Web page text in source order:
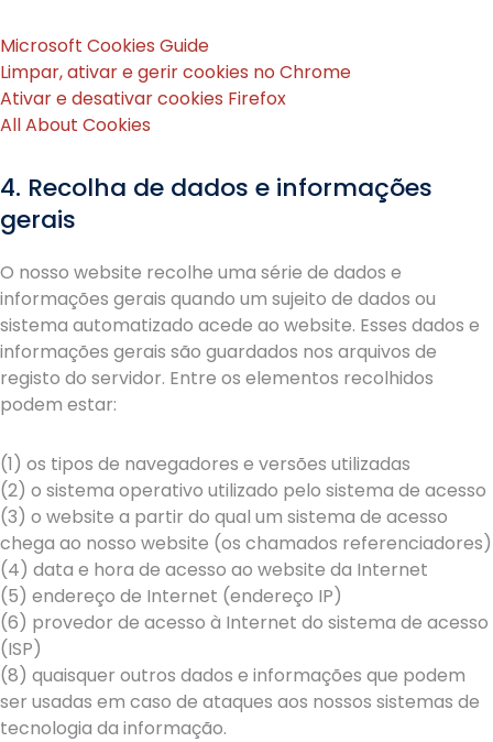
Microsoft Cookies Guide
Limpar, ativar e gerir cookies no Chrome
Ativar e desativar cookies Firefox
All About Cookies​​
4. Recolha de dados e informações
gerais
O nosso website recolhe uma série de dados e
informações gerais quando um sujeito de dados ou
sistema automatizado acede ao website. Esses dados e
informações gerais são guardados nos arquivos de
registo do servidor. Entre os elementos recolhidos
podem estar:
(1) os tipos de navegadores e versões utilizadas
(2) o sistema operativo utilizado pelo sistema de acesso
(3) o website a partir do qual um sistema de acesso
chega ao nosso website (os chamados referenciadores)
(4) data e hora de acesso ao website da Internet
(5) endereço de Internet (endereço IP)
(6) provedor de acesso à Internet do sistema de acesso
(ISP)
(8) quaisquer outros dados e informações que podem
ser usadas em caso de ataques aos nossos sistemas de
tecnologia da informação.